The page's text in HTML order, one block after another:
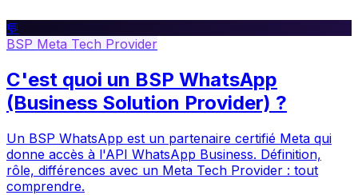
💬
BSP Meta Tech Provider
C'est quoi un BSP WhatsApp
(Business Solution Provider) ?
Un BSP WhatsApp est un partenaire certifié Meta qui
donne accès à l'API WhatsApp Business. Définition,
rôle, différences avec un Meta Tech Provider : tout
comprendre.